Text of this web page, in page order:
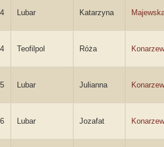
Lubar Katarzyna
Teofilpol Róża
Lubar Julianna
Lubar Jozafat